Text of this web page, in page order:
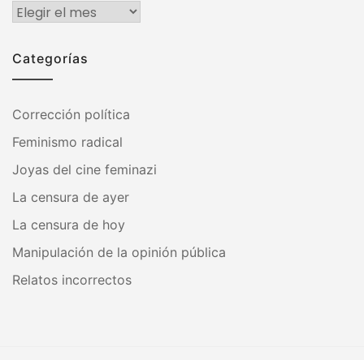
Archivos
Categorías
Corrección política
Feminismo radical
Joyas del cine feminazi
La censura de ayer
La censura de hoy
Manipulación de la opinión pública
Relatos incorrectos